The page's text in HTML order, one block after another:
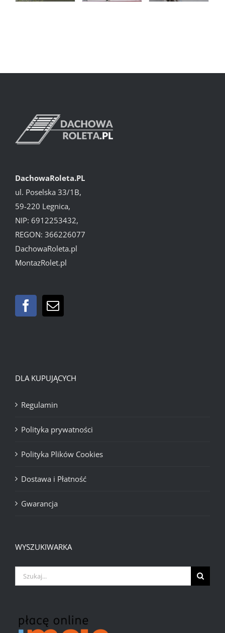
DachowaRoleta.PL
ul. Poselska 33/1B,
59-220 Legnica,
NIP: 6912253432,
REGON: 366226077
DachowaRoleta.pl
MontazRolet.pl
DLA KUPUJĄCYCH
Regulamin
Polityka prywatności
Polityka Plików Cookies
Dostawa i Płatność
Gwarancja
WYSZUKIWARKA
Szukaj